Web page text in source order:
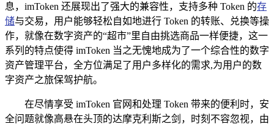
息，imToken 还展现出了强大的兼容性，支持多种 Token 的存
储与交易，用户能够轻松自如地进行 Token 的转账、兑换等操
作，就像在数字资产的“超市”里自由挑选商品一样便捷，这一
系列的特点使得 imToken 当之无愧地成为了一个综合性的数字
资产管理平台，全方位满足了用户多样化的需求,为用户的数
字资产之旅保驾护航。
在尽情享受 imToken 官网和处理 Token 带来的便利时，安
全问题就像高悬在头顶的达摩克利斯之剑，时刻不容忽视，由